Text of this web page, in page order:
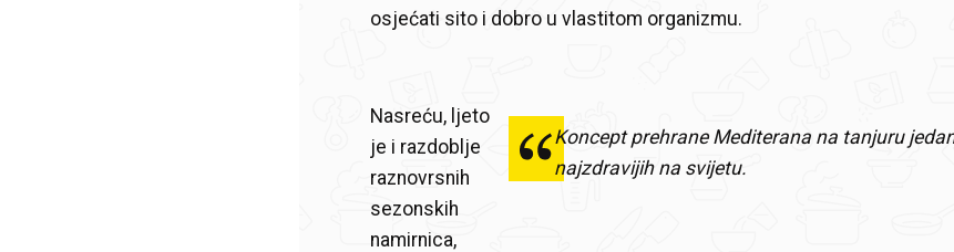
osjećati sito i dobro u vlastitom organizmu.
Koncept prehrane Mediterana na tanjuru
najzdravijih na svijetu.
Nasreću, ljeto
je i razdoblje
raznovrsnih
sezonskih
namirnica,